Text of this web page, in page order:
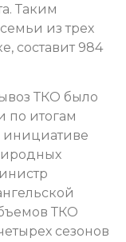
Таким
из трех
составит 984
ТКО было
по итогам
инициативе
ТКО
сезонов